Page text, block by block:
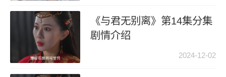
《与君无别离》第14集分集
剧情介绍
2024-12-02